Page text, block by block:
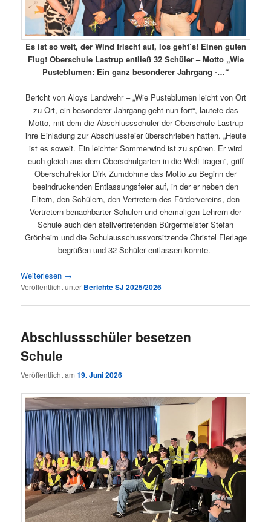
Es ist so weit, der Wind frischt auf, los geht`s! Einen guten
Flug! Oberschule Lastrup entließ 32 Schüler – Motto „Wie
Pusteblumen: Ein ganz besonderer Jahrgang -…“
Bericht von Aloys Landwehr – „Wie Pusteblumen leicht von Ort
zu Ort, ein besonderer Jahrgang geht nun fort“, lautete das
Motto, mit dem die Abschlussschüler der Oberschule Lastrup
ihre Einladung zur Abschlussfeier überschrieben hatten. „Heute
ist es soweit. Ein leichter Sommerwind ist zu spüren. Er wird
euch gleich aus dem Oberschulgarten in die Welt tragen“, griff
Oberschulrektor Dirk Zumdohme das Motto zu Beginn der
beeindruckenden Entlassungsfeier auf, in der er neben den
Eltern, den Schülern, den Vertretern des Fördervereins, den
Vertretern benachbarter Schulen und ehemaligen Lehrern der
Schule auch den stellvertretenden Bürgermeister Stefan
Grönheim und die Schulausschussvorsitzende Christel Flerlage
begrüßen und 32 Schüler entlassen konnte.
Weiterlesen →
Veröffentlicht unter Berichte SJ 2025/2026
Abschlussschüler besetzen
Schule
Veröffentlicht am19. Juni 2026